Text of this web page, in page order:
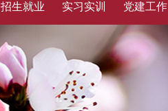
招生就业 实习实训 党建工作